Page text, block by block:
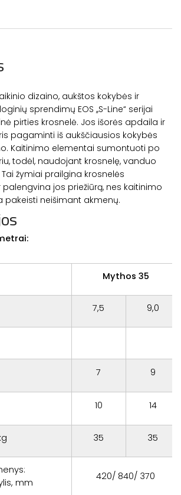
dizaino, aukštos kokybės ir
sprendimų EOS ,,S-Line“ serijai
pirties krosnelė. Jos išorės apdaila ir
pagaminti iš aukščiausios kokybės
Kaitinimo elementai sumontuoti po
todėl, naudojant krosnelę, vanduo
žymiai prailgina krosnelės
jos priežiūrą, nes kaitinimo
pakeisti neišimant akmenų.
Mythos 35
7,5 9,0
7 9
10 14
35 35
mm
420/ 840/ 370